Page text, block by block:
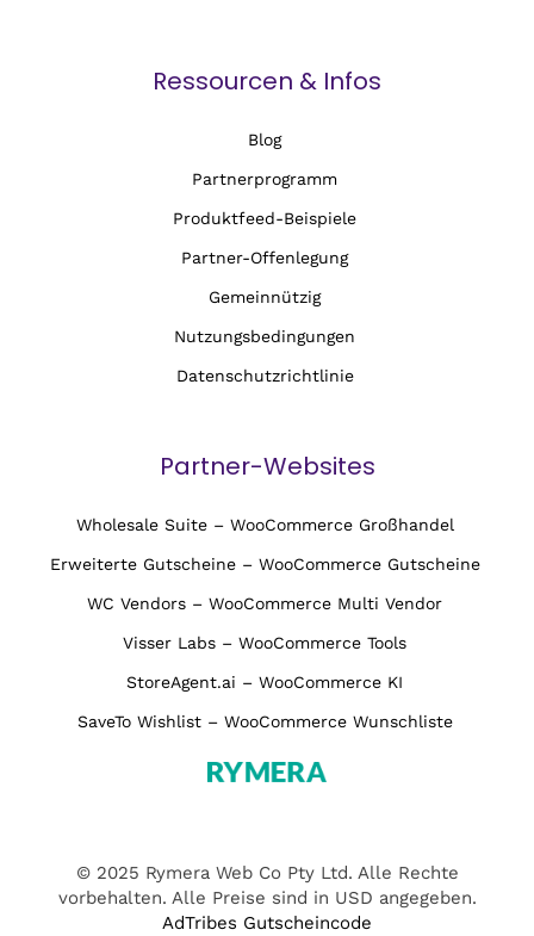
Ressourcen & Infos
Blog
Partnerprogramm
Produktfeed-Beispiele
Partner-Offenlegung
Gemeinnützig
Nutzungsbedingungen
Datenschutzrichtlinie
Partner-Websites
Wholesale Suite – WooCommerce Großhandel
Erweiterte Gutscheine – WooCommerce Gutscheine
WC Vendors – WooCommerce Multi Vendor
Visser Labs – WooCommerce Tools
StoreAgent.ai – WooCommerce KI
SaveTo Wishlist – WooCommerce Wunschliste
© 2025 Rymera Web Co Pty Ltd. Alle Rechte
vorbehalten. Alle Preise sind in USD angegeben.
AdTribes Gutscheincode